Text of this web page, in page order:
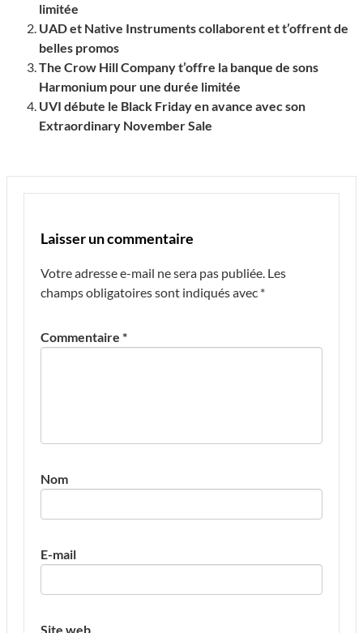
limitée
UAD et Native Instruments collaborent et t’offrent de
belles promos
The Crow Hill Company t’offre la banque de sons
Harmonium pour une durée limitée
UVI débute le Black Friday en avance avec son
Extraordinary November Sale
Laisser un commentaire
Votre adresse e-mail ne sera pas publiée. Les
champs obligatoires sont indiqués avec *
Commentaire *
Nom
E-mail
Site web